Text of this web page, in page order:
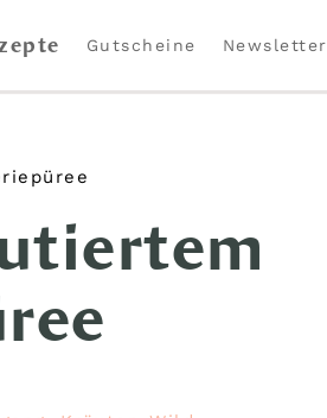
Gutscheine Newsletter